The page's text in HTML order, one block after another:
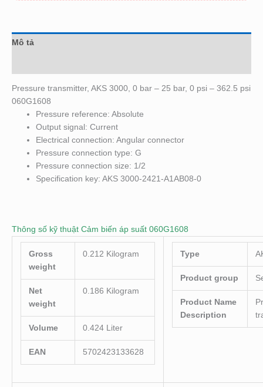
Mô tả
Pressure transmitter, AKS 3000, 0 bar – 25 bar, 0 psi – 362.5 psi
060G1608
Pressure reference: Absolute
Output signal: Current
Electrical connection: Angular connector
Pressure connection type: G
Pressure connection size: 1/2
Specification key: AKS 3000-2421-A1AB08-0
Thông số kỹ thuật Cảm biến áp suất 060G1608
Gross
weight
0.212 Kilogram
Net
weight
0.186 Kilogram
Volume 0.424 Liter
EAN 5702423133628
Type
Product group
Product Name
Description